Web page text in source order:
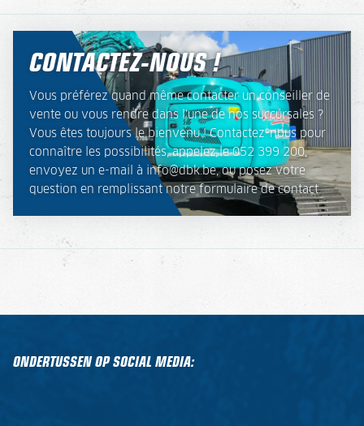
CONTACTEZ-NOUS !
Vous préférez quand même contacter un conseiller de
vente ou vous rendre dans l'une de nos succursales ?
Vous êtes toujours le bienvenu ! Contactez-nous pour
connaître les possibilités, appelez le 052 399 200,
envoyez un e-mail à info@dbk.be, ou posez votre
question en remplissant notre formulaire de contact.
ONDERTUSSEN OP SOCIAL MEDIA: